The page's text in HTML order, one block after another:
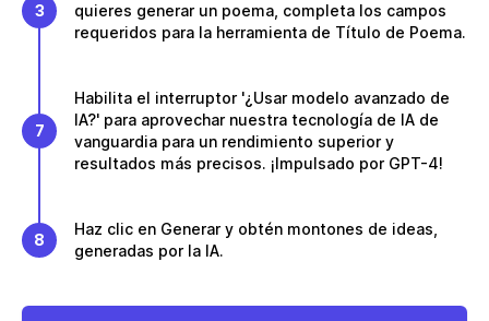
3
quieres generar un poema, completa los campos
requeridos para la herramienta de Título de Poema.
7
Habilita el interruptor '¿Usar modelo avanzado de
IA?' para aprovechar nuestra tecnología de IA de
vanguardia para un rendimiento superior y
resultados más precisos. ¡Impulsado por GPT-4!
8
Haz clic en Generar y obtén montones de ideas,
generadas por la IA.